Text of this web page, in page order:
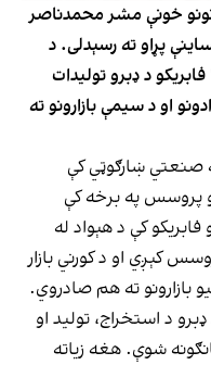
خونې مشر محمدناصر
پړاو ته رسېدلی. د
هغه په خبره؛ په دغه ولایت کې د ۴۵ فابریکو د ډبرو تولیدات
او د سیمې بازارونو ته
صنعتي ښارګوټي کې
او پروسس په برخه کې
کې د هېواد له
کېږي او د کورني بازار
بازارونو ته هم صادروي.
د استخراج، تولید او
شوې. هغه زیاته